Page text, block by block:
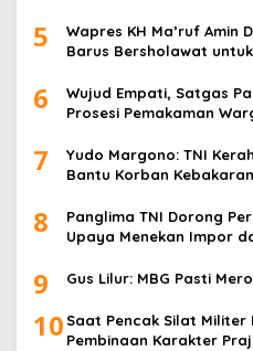
5
Wapres KH Ma’ruf Amin
Barus Bersholawat
6
Wujud Empati, Satgas
Prosesi Pemakaman
7
Yudo Margono: TNI
Bantu Korban
8
Panglima TNI Dorong
Upaya Menekan Impor
9 Gus Lilur: MBG Pasti
10 Saat Pencak Silat
Pembinaan Karakter